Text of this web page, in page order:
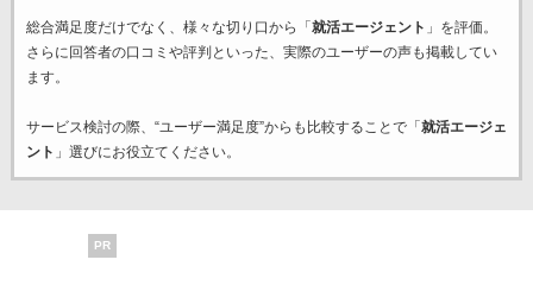
総合満足度だけでなく、様々な切り口から「 就活エージェント 」を評価。
さらに回答者の口コミや評判といった、実際のユーザーの声も掲載してい
ます。
サービス検討の際、“ユーザー満足度”からも比較することで「 就活エージェ
ント 」選びにお役立てください。
PR